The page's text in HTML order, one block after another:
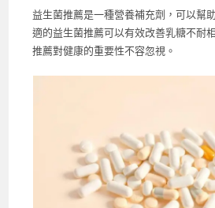
益生菌推薦是一種營養補充劑，可以幫
適的益生菌推薦可以有效改善乳糖不耐
推薦對健康的重要性不容忽視。